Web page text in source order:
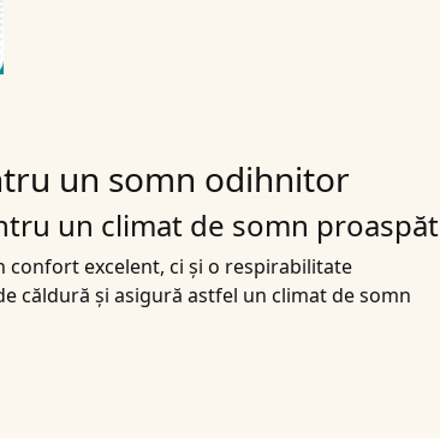
un somn odihnitor
un climat de somn proaspăt
excelent, ci și o respirabilitate
căldură și asigură astfel un climat de somn